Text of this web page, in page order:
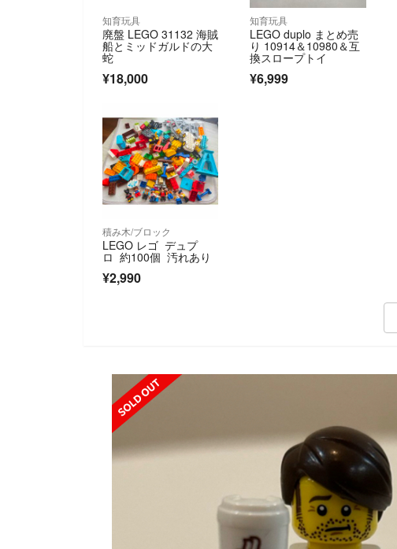
知育玩具
廃盤 LEGO 31132 海賊
船とミッドガルドの大
蛇
¥18,000
知育玩具
LEGO duplo まとめ売
り 10914＆10980＆互
換スロープトイ
¥6,999
積み木/ブロック
LEGO レゴ デュプ
ロ 約100個 汚れあり
¥2,990